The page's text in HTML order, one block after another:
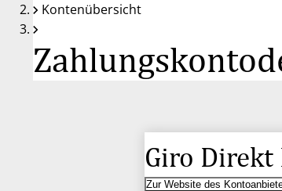
Kontenübersicht
Giro Direkt
Zur Website des